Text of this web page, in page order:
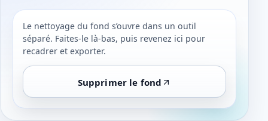
Le nettoyage du fond s’ouvre dans un outil
séparé. Faites-le là-bas, puis revenez ici pour
recadrer et exporter.
Supprimer le fond